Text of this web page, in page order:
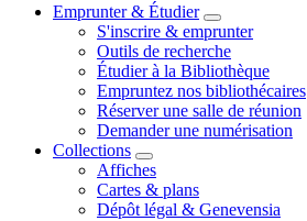
Emprunter & Étudier
S'inscrire & emprunter
Outils de recherche
Étudier à la Bibliothèque
Empruntez nos bibliothécaires
Réserver une salle de réunion
Demander une numérisation
Collections
Affiches
Cartes & plans
Dépôt légal & Genevensia